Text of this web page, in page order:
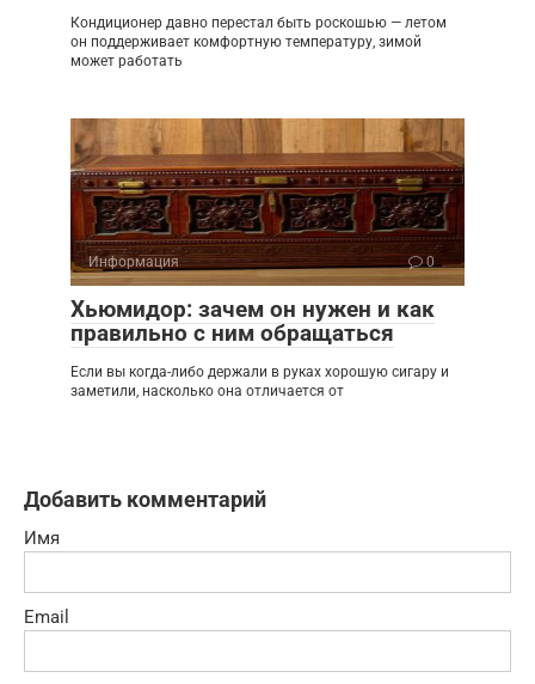
Кондиционер давно перестал быть роскошью — летом
он поддерживает комфортную температуру, зимой
может работать
Информация 0
Хьюмидор: зачем он нужен и как
правильно с ним обращаться
Если вы когда-либо держали в руках хорошую сигару и
заметили, насколько она отличается от
Добавить комментарий
Имя
Email